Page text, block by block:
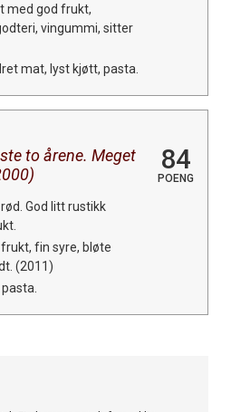
med god frukt,
vingummi, sitter
mat, lyst kjøtt, pasta.
to årene. Meget
84
POENG
rød. God litt rustikk
fin syre, bløte
(2011)